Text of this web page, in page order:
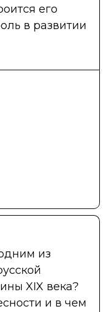
его
в развитии
из
XIX века?
и в чем